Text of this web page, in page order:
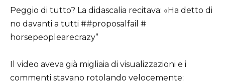
Peggio di tutto? La didascalia recitava: «Ha detto di
no davanti a tutti ##proposalfail #
horsepeoplearecrazy”
Il video aveva già migliaia di visualizzazioni e i
commenti stavano rotolando velocemente: